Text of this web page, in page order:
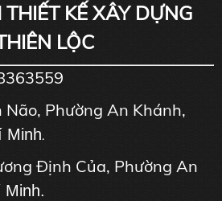
KẾ XÂY DỰNG
LỘC
Phường An Khánh,
Minh.
Định Của, Phường An
Minh.